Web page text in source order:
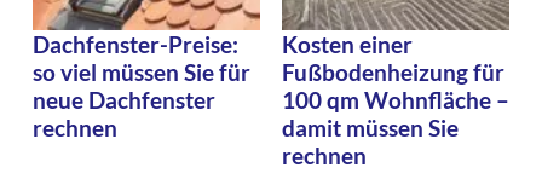
Dachfenster-Preise:
so viel müssen Sie für
neue Dachfenster
rechnen
Kosten einer
Fußbodenheizung für
100 qm Wohnfläche –
damit müssen Sie
rechnen